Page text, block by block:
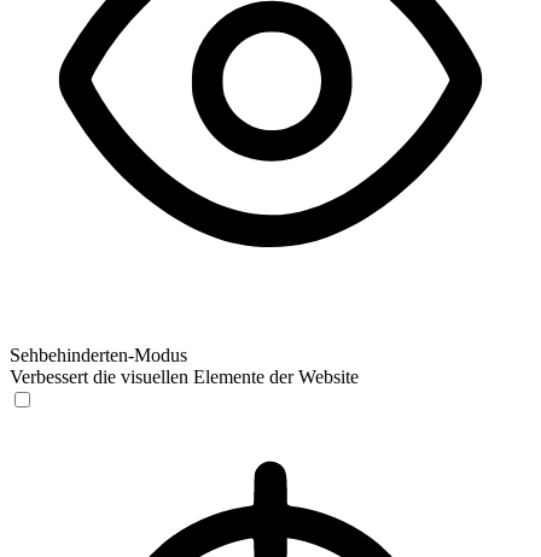
Sehbehinderten-Modus
Verbessert die visuellen Elemente der Website